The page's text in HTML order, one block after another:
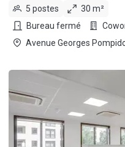
5 postes
30 m²
Bureau fermé